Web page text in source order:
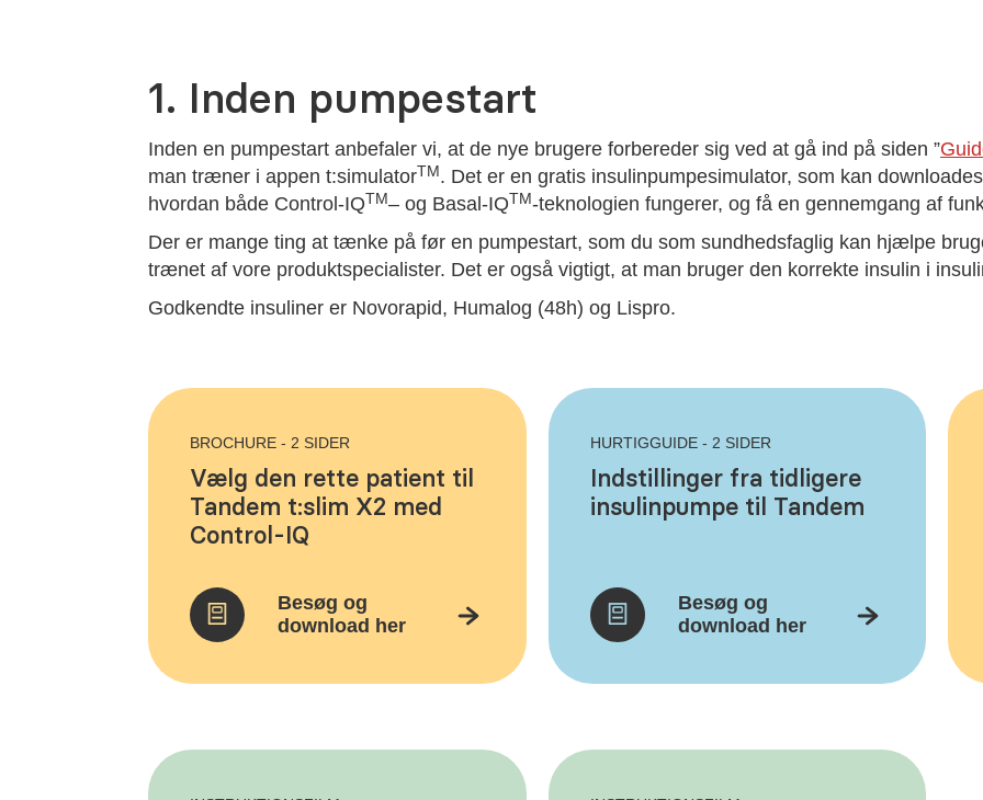
1. Inden pumpestart
Inden en pumpestart anbefaler vi, at de nye brugere forbereder sig ved at gå ind på siden ”
man træner i appen t:simulatorTM. Det er en gratis insulinpumpesimulator, som kan
hvordan både Control-IQTM– og Basal-IQTM-teknologien fungerer, og få en gennemgang af
Der er mange ting at tænke på før en pumpestart, som du som sundhedsfaglig kan hjælpe
trænet af vore produktspecialister. Det er også vigtigt, at man bruger den korrekte insulin i
Godkendte insuliner er Novorapid, Humalog (48h) og Lispro.
BROCHURE - 2 SIDER
Vælg den rette patient til
Tandem t:slim X2 med
Control-IQ
Besøg og
download her
HURTIGGUIDE - 2 SIDER
Indstillinger fra tidligere
insulinpumpe til Tandem
Besøg og
download her